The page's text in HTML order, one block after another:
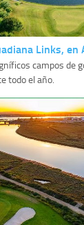
Links, en
campos de
todo el año.